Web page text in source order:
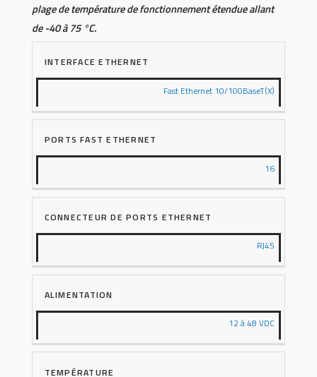
plage de température de fonctionnement étendue allant
de -40 à 75 °C.
INTERFACE ETHERNET
Fast Ethernet 10/100BaseT(X)
PORTS FAST ETHERNET
16
CONNECTEUR DE PORTS ETHERNET
RJ45
ALIMENTATION
12 à 48 VDC
TEMPÉRATURE